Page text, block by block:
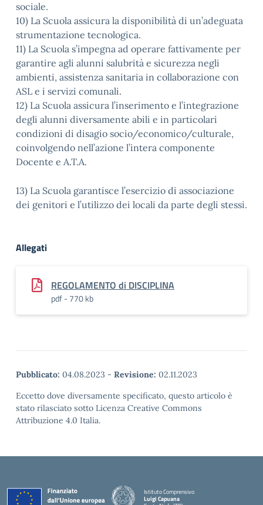
sociale.
10) La Scuola assicura la disponibilità di un’adeguata
strumentazione tecnologica.
11) La Scuola s’impegna ad operare fattivamente per
garantire agli alunni salubrità e sicurezza negli
ambienti, assistenza sanitaria in collaborazione con
ASL e i servizi comunali.
12) La Scuola assicura l’inserimento e l’integrazione
degli alunni diversamente abili e in particolari
condizioni di disagio socio/economico/culturale,
coinvolgendo nell’azione l’intera componente
Docente e A.T.A.
13) La Scuola garantisce l’esercizio di associazione
dei genitori e l’utilizzo dei locali da parte degli stessi.
Allegati
REGOLAMENTO di DISCIPLINA
pdf - 770 kb
Pubblicato: 04.08.2023 - Revisione: 02.11.2023
Eccetto dove diversamente specificato, questo articolo è
stato rilasciato sotto Licenza Creative Commons
Attribuzione 4.0 Italia.
Istituto Comprensivo
Luigi Capuana